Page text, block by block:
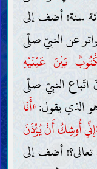
سنة! أضف إلى
عن النبيّ صلّى
بَيْنَ عَيْنَيْهِ
النبيّ صلّى
الذي يقول:«أَنَا
أُوشِكُ أَنْ يُؤْذَنَ
تعالى؟! أضف إلى